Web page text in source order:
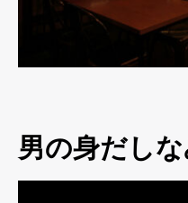
男の身だしな